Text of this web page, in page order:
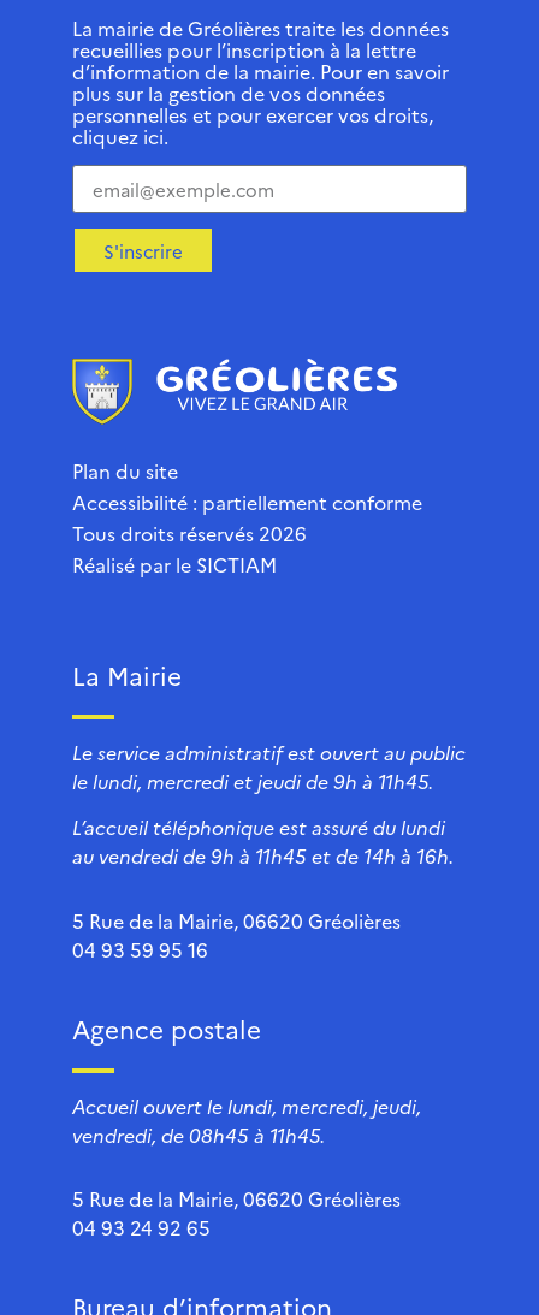
La mairie de Gréolières traite les données
recueillies pour l’inscription à la lettre
d’information de la mairie. Pour en savoir
plus sur la gestion de vos données
personnelles et pour exercer vos droits,
cliquez ici.
S'inscrire
Plan du site
Accessibilité : partiellement conforme
Tous droits réservés 2026
Réalisé par le SICTIAM
La Mairie
Le service administratif est ouvert au public
le lundi, mercredi et jeudi de 9h à 11h45.
L’accueil téléphonique est assuré du lundi
au vendredi de 9h à 11h45 et de 14h à 16h.
5 Rue de la Mairie, 06620 Gréolières
04 93 59 95 16
Agence postale
Accueil ouvert le lundi, mercredi, jeudi,
vendredi, de 08h45 à 11h45.
5 Rue de la Mairie, 06620 Gréolières
04 93 24 92 65
Bureau d’information